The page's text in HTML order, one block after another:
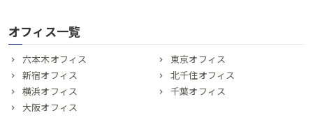
オフィス一覧
六本木オフィス
東京オフィス
新宿オフィス
北千住オフィス
横浜オフィス
千葉オフィス
大阪オフィス